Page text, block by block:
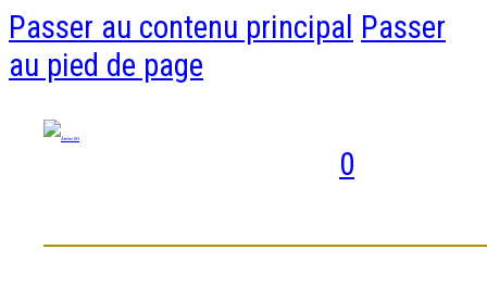
Passer au contenu principal Passer
au pied de page
0